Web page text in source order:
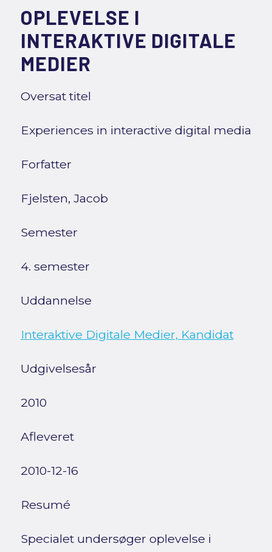
OPLEVELSE I
INTERAKTIVE DIGITALE
MEDIER
Oversat titel
Experiences in interactive digital media
Forfatter
Fjelsten, Jacob
Semester
4. semester
Uddannelse
Interaktive Digitale Medier, Kandidat
Udgivelsesår
2010
Afleveret
2010-12-16
Resumé
Specialet undersøger oplevelse i